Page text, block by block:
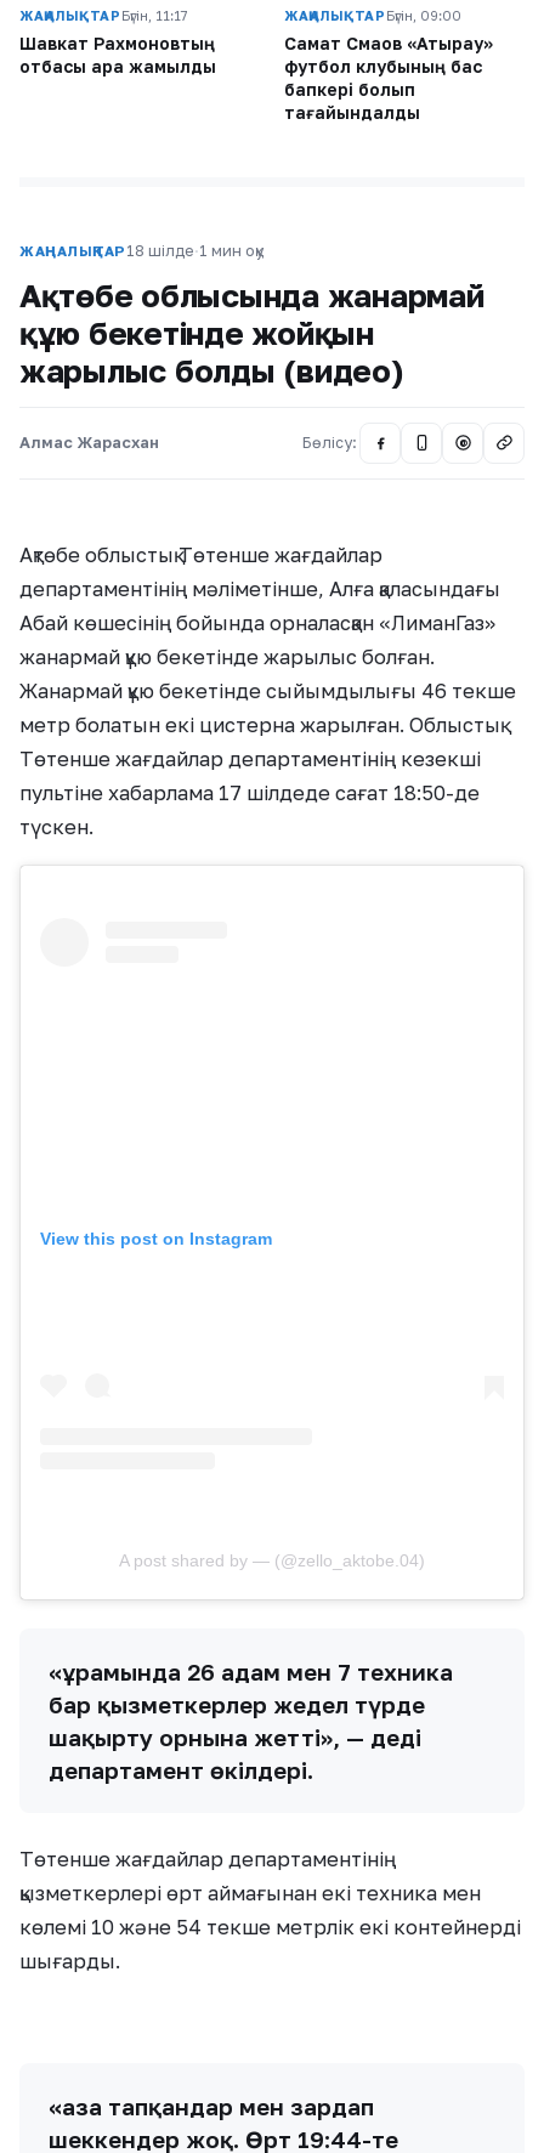
ЖАҢАЛЫҚТАР Бүгін, 11:17
Шавкат Рахмоновтың
отбасы қара жамылды
ЖАҢАЛЫҚТАР Бүгін, 09:00
Самат Смақов «Атырау»
футбол клубының бас
бапкері болып
тағайындалды
ЖАҢАЛЫҚТАР 18 шілде·1 мин оқу
Ақтөбе облысында жанармай
құю бекетінде жойқын
жарылыс болды (видео)
Алмас Жарасхан Бөлісу: @
Ақтөбе облыстық Төтенше жағдайлар
департаментінің мәліметінше, Алға қаласындағы
Абай көшесінің бойында орналасқан «ЛиманГаз»
жанармай құю бекетінде жарылыс болған.
Жанармай құю бекетінде сыйымдылығы 46 текше
метр болатын екі цистерна жарылған. Облыстық
Төтенше жағдайлар департаментінің кезекші
пультіне хабарлама 17 шілдеде сағат 18:50-де
түскен.
View this post on Instagram
A post shared by — (@zello_aktobe.04)
«Құрамында 26 адам мен 7 техника
бар қызметкерлер жедел түрде
шақырту орнына жетті», — деді
департамент өкілдері.
Төтенше жағдайлар департаментінің
қызметкерлері өрт аймағынан екі техника мен
көлемі 10 және 54 текше метрлік екі контейнерді
шығарды.
«Қаза тапқандар мен зардап
шеккендер жоқ. Өрт 19:44-те